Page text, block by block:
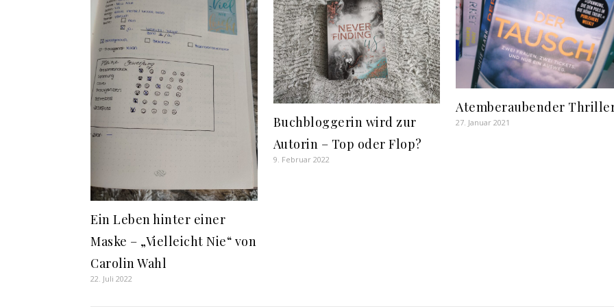
Ein Leben hinter einer
Maske – „Vielleicht Nie“ von
Carolin Wahl
22. Juli 2022
Buchbloggerin wird zur
Autorin – Top oder Flop?
9. Februar 2022
Atemberaubender
27. Januar 2021